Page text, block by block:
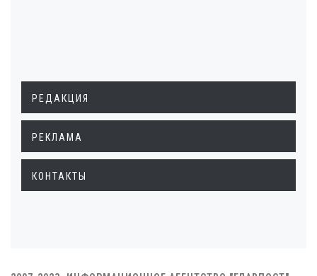
РЕДАКЦИЯ
РЕКЛАМА
КОНТАКТЫ